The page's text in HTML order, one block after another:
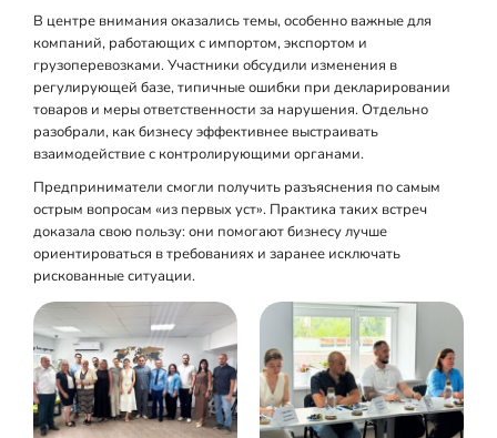
В центре внимания оказались темы, особенно важные для
компаний, работающих с импортом, экспортом и
грузоперевозками. Участники обсудили изменения в
регулирующей базе, типичные ошибки при декларировании
товаров и меры ответственности за нарушения. Отдельно
разобрали, как бизнесу эффективнее выстраивать
взаимодействие с контролирующими органами.
Предприниматели смогли получить разъяснения по самым
острым вопросам «из первых уст». Практика таких встреч
доказала свою пользу: они помогают бизнесу лучше
ориентироваться в требованиях и заранее исключать
рискованные ситуации.